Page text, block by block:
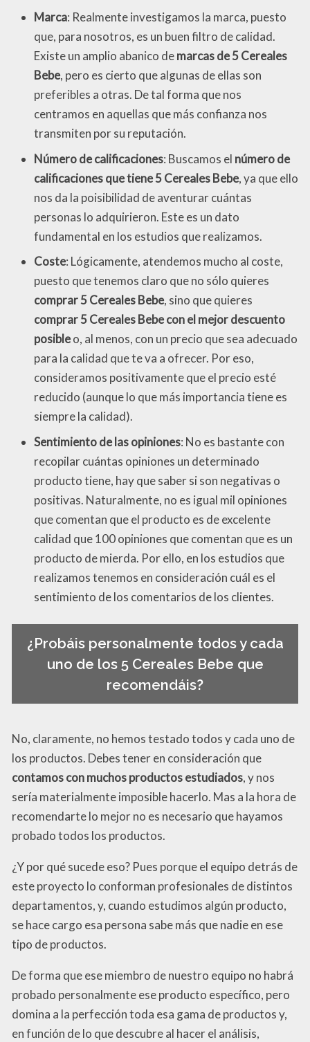
Marca: Realmente investigamos la marca, puesto
que, para nosotros, es un buen filtro de calidad.
Existe un amplio abanico demarcas de 5 Cereales
Bebe, pero es cierto que algunas de ellas son
preferibles a otras. De tal forma que nos
centramos en aquellas que más confianza nos
transmiten por su reputación.
Número de calificaciones: Buscamos el número de
calificaciones que tiene 5 Cereales Bebe, ya que ello
nos da la poisibilidad de aventurar cuántas
personas lo adquirieron. Este es un dato
fundamental en los estudios que realizamos.
Coste: Lógicamente, atendemos mucho al coste,
puesto que tenemos claro que no sólo quieres
comprar 5 Cereales Bebe, sino que quieres
comprar 5 Cereales Bebe con el mejor descuento
posibleo, al menos, con un precio que sea adecuado
para la calidad que te va a ofrecer. Por eso,
consideramos positivamente que el precio esté
reducido (aunque lo que más importancia tiene es
siempre la calidad).
Sentimiento de las opiniones: No es bastante con
recopilar cuántas opiniones un determinado
producto tiene, hay que saber si son negativas o
positivas. Naturalmente, no es igual mil opiniones
que comentan que el producto es de excelente
calidad que 100 opiniones que comentan que es un
producto de mierda. Por ello, en los estudios que
realizamos tenemos en consideración cuál es el
sentimiento de los comentarios de los clientes.
¿Probáis personalmente todos y cada
uno de los 5 Cereales Bebe que
recomendáis?
No, claramente, no hemos testado todos y cada uno de
los productos. Debes tener en consideración que
contamos con muchos productos estudiados, y nos
sería materialmente imposible hacerlo. Mas a la hora de
recomendarte lo mejor no es necesario que hayamos
probado todos los productos.
¿Y por qué sucede eso? Pues porque el equipo detrás de
este proyecto lo conforman profesionales de distintos
departamentos, y, cuando estudimos algún producto,
se hace cargo esa persona sabe más que nadie en ese
tipo de productos.
De forma que ese miembro de nuestro equipo no habrá
probado personalmente ese producto específico, pero
domina a la perfección toda esa gama de productos y,
en función de lo que descubre al hacer el análisis,